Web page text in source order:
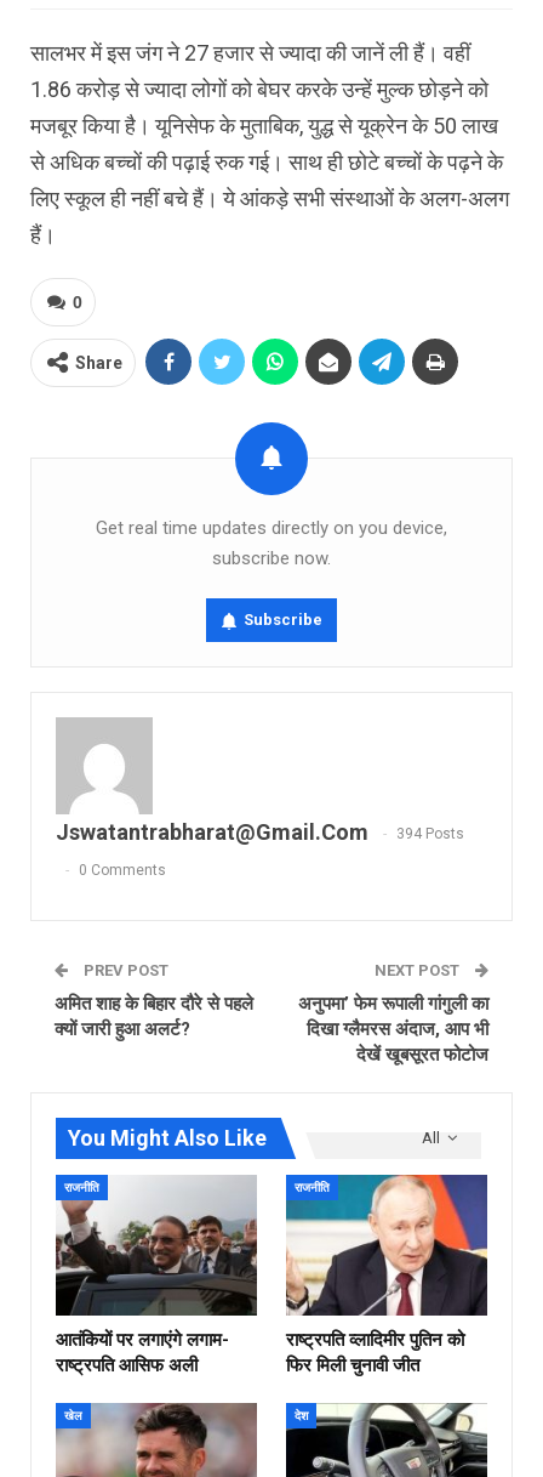
सालभर में इस जंग ने 27 हजार से ज्यादा की जानें ली हैं। वहीं
1.86 करोड़ से ज्यादा लोगों को बेघर करके उन्हें मुल्क छोड़ने को
मजबूर किया है। यूनिसेफ के मुताबिक, युद्ध से यूक्रेन के 50 लाख
से अधिक बच्चों की पढ़ाई रुक गई। साथ ही छोटे बच्चों के पढ़ने के
लिए स्कूल ही नहीं बचे हैं। ये आंकड़े सभी संस्थाओं के अलग-अलग
हैं।
0
Share
Get real time updates directly on you device,
subscribe now.
Subscribe
Jswatantrabharat@gmail.com 394 Posts
0 Comments
PREV POST
अमित शाह के बिहार दौरे से पहले
क्यों जारी हुआ अलर्ट?
NEXT POST
अनुपमा’ फेम रूपाली गांगुली का
दिखा ग्लैमरस अंदाज, आप भी
देखें खूबसूरत फोटोज
All
You Might Also Like
राजनीति
आतंकियों पर लगाएंगे लगाम-
राष्ट्रपति आसिफ अली
राजनीति
राष्ट्रपति व्लादिमीर पुतिन को
फिर मिली चुनावी जीत
खेल देश